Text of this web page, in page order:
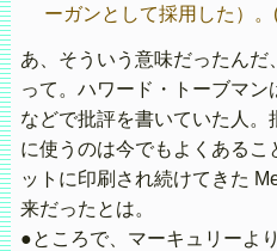
ーガンとして採用した）。
あ、そういう意味だったんだ
って。ハワード・トーブマ
などで批評を書いていた人
に使うのは今でもよくある
ットに印刷され続けてきた
来だったとは。
●ところで、マーキュリーよ